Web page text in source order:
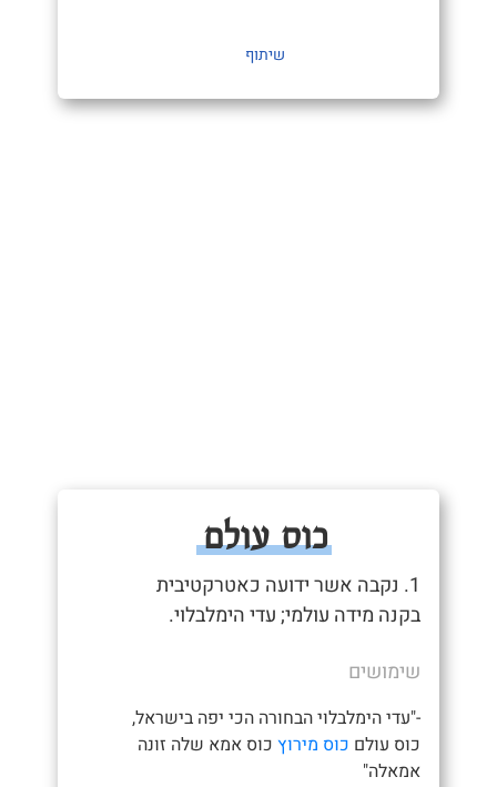
שיתוף
כוס עולם
1. נקבה אשר ידועה כאטרקטיבית
בקנה מידה עולמי; עדי הימלבלוי.
שימושים
-"עדי הימלבלוי הבחורה הכי יפה בישראל,
כוס עולם כוס מירוץ כוס אמא שלה זונה
אמאלה"